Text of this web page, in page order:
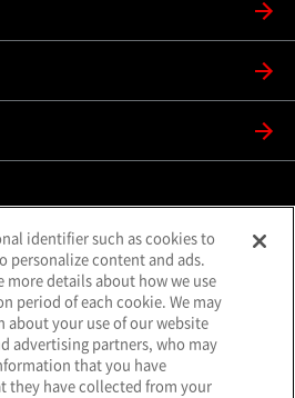
ィンドウで開く）
Facebook（別ウィンドウで開
ンドウで開く）YouTube （別ウィンドウで開
で開く） メールマガジン（別ウィンド
identifier such as cookies to
personalize content and ads.
more details about how we use
period of each cookie. We may
about your use of our website
advertising partners, who may
that you have
they have collected from your